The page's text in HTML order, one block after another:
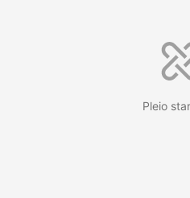
Pleio